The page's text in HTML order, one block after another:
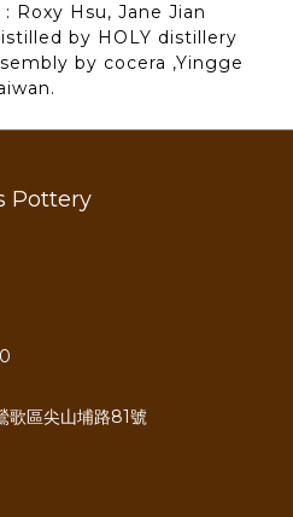
Roxy Hsu, Jane Jian
by HOLY distillery
by cocera ,Yingge
Pottery
：
歌區尖山埔路81號